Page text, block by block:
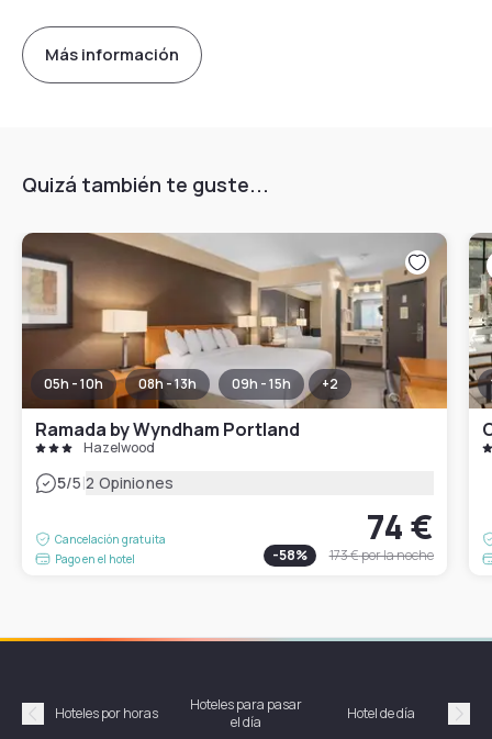
Más información
Quizá también te guste...
05h - 10h 08h - 13h 09h - 15h +2
Ramada by Wyndham Portland
Hazelwood
5/5|2 Opiniones
Cancelación gratuita
Pago en el hotel
74 €
-58% 173 €por la noche
Précédent
Hoteles por horas
Hoteles para pasar
el día
Hotel de día